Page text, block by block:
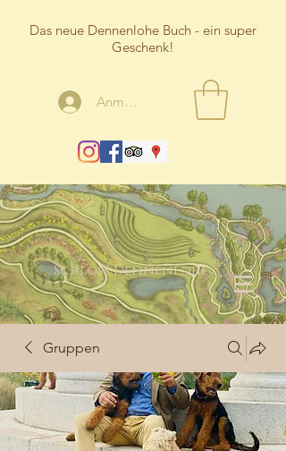
Das neue Dennenlohe Buch - ein super
Geschenk!
Anmelden
Schloss Dennenlohe
Gruppen